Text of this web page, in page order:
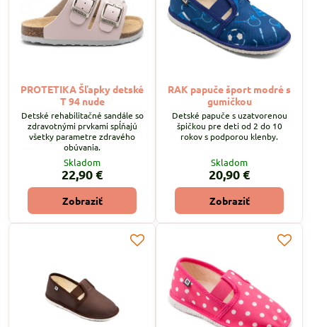
PROTETIKA Šľapky detské
T 94 nude
Detské rehabilitačné sandále so
zdravotnými prvkami spĺňajú
všetky parametre zdravého
obúvania.
Skladom
22,90 €
Zobraziť
RAK papuče šport modré s
gumičkou
Detské papuče s uzatvorenou
špičkou pre deti od 2 do 10
rokov s podporou klenby.
Skladom
20,90 €
Zobraziť